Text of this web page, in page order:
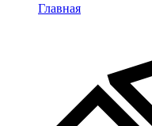
Главная